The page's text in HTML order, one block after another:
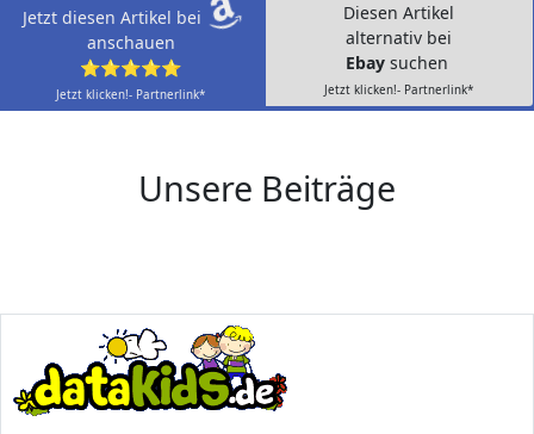
Jetzt diesen Artikel bei
anschauen
⭐⭐⭐⭐⭐
Jetzt klicken!- Partnerlink*
Diesen Artikel
alternativ bei
Ebay suchen
Jetzt klicken!- Partnerlink*
Unsere Beiträge